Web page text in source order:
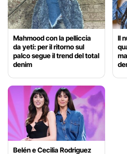
Mahmood con la pelliccia
da yeti: per il ritorno sul
palco segue il trend del total
denim
Il
Belén e Cecilia Rodriguez